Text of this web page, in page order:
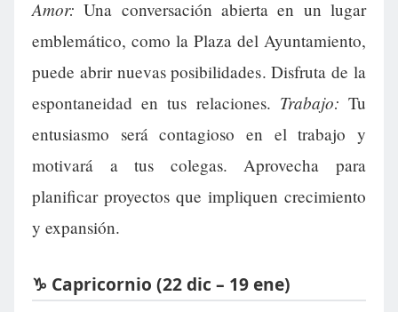
Amor: Una conversación abierta en un lugar
emblemático, como la Plaza del Ayuntamiento,
puede abrir nuevas posibilidades. Disfruta de la
espontaneidad en tus relaciones. Trabajo: Tu
entusiasmo será contagioso en el trabajo y
motivará a tus colegas. Aprovecha para
planificar proyectos que impliquen crecimiento
y expansión.
♑ Capricornio (22 dic – 19 ene)